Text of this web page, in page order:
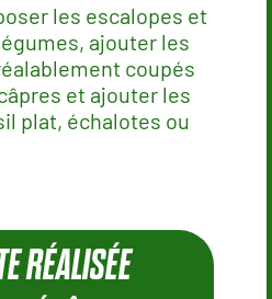
les escalopes et
ajouter les
coupés
et ajouter les
plat, échalotes ou
RÉALISÉE